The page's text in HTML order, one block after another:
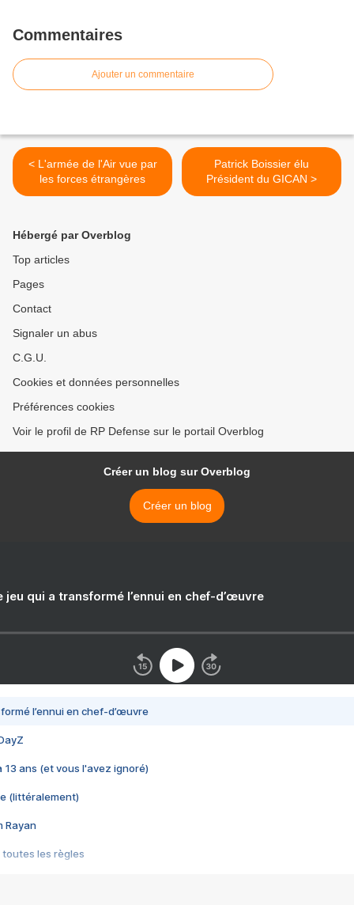
Commentaires
Ajouter un commentaire
< L'armée de l'Air vue par
les forces étrangères
Patrick Boissier élu
Président du GICAN >
Hébergé par Overblog
Top articles
Pages
Contact
Signaler un abus
C.G.U.
Cookies et données personnelles
Préférences cookies
Voir le profil de RP Defense sur le portail Overblog
Créer un blog sur Overblog
Créer un blog
jeu qui a transformé l’ennui en chef-d’œuvre
l’ennui en chef-d’œuvre
13 ans (et vous l'avez ignoré)
(littéralement)
Rayan
toutes les règles